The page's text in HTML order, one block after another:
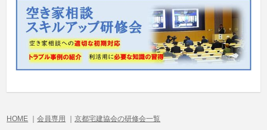
HOME ｜会員専用 ｜京都宅建協会の研修会一覧